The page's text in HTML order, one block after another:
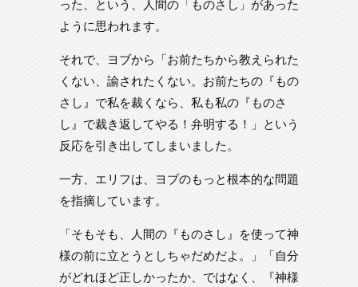
った、という、人間の「ものさし」があった
ように思われます。
それで、ヨブから「お前たちから教えられた
くない、諭されたくない。お前たちの『もの
さし』で私を裁くなら、私も私の『ものさ
し』で裁き返してやる！弁明する！」という
反応を引き出してしまいました。
一方、エリフは、ヨブのもっと根本的な問題
を指摘しています。
「そもそも、人間の『ものさし』を使って神
様の前に立とうとしちゃだめだよ。」「自分
がどれほど正しかったか、ではなく、『神様